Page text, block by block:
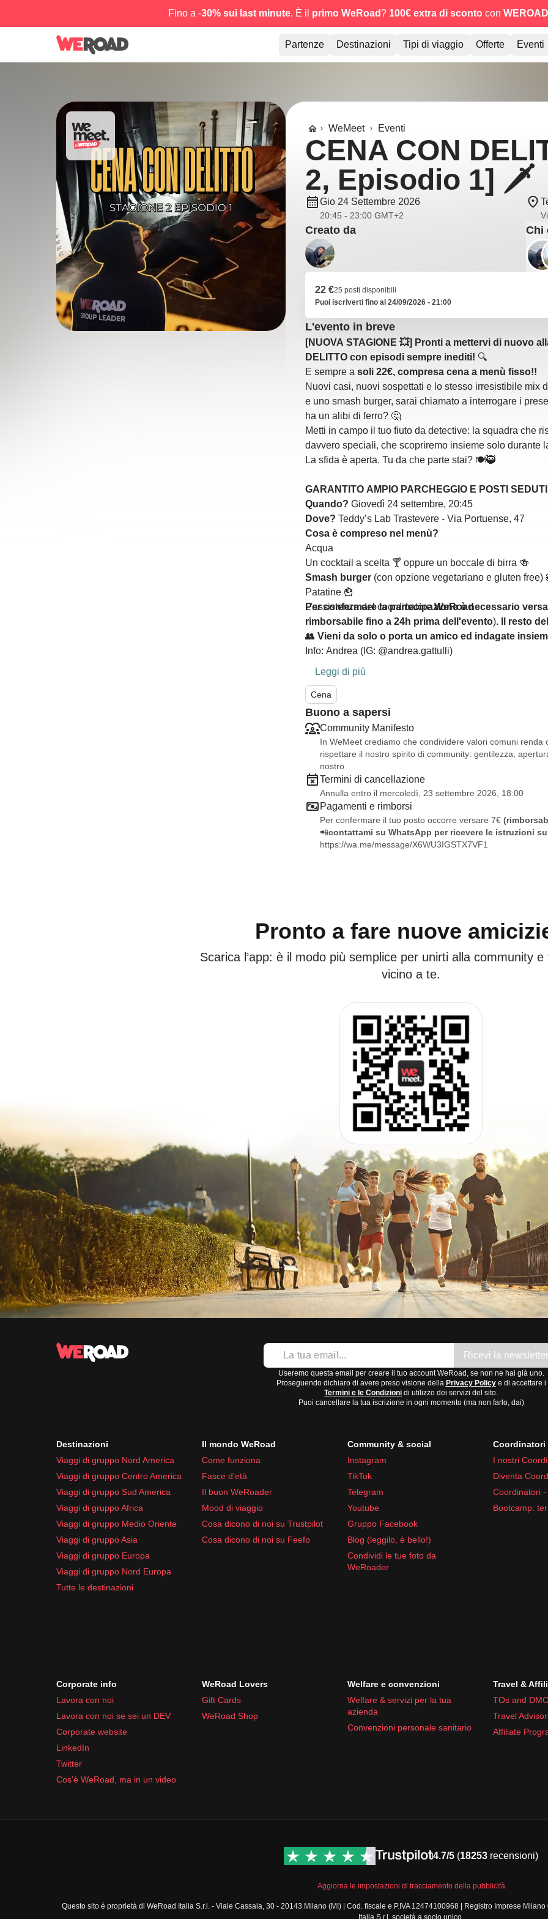
Fino a -30% sui last minute. È il primo WeRoad? 100€ extra di scontocon
Partenze Destinazioni Tipi di viaggio Offerte Eventi
WeMeet Eventi
CENA CON
2, Episodio 1] 🗡️
Gio 24 Settembre 2026
20:45 - 23:00 GMT+2
Creato da Chi
22 €25 posti disponibili
Puoi iscriverti fino al 24/09/2026 - 21:00
L'evento in breve
[NUOVA STAGIONE 💥] Pronti a mettervi di nuovo
DELITTO con episodi sempre inediti! 🔍
E sempre a soli 22€, compresa cena a menù fisso!!
Nuovi casi, nuovi sospettati e lo stesso irresistibile mix
e uno smash burger, sarai chiamato a interrogare i
ha un alibi di ferro? 🤔
Metti in campo il tuo fiuto da detective: la squadra che
davvero speciali, che scopriremo insieme solo durante
La sfida è aperta. Tu da che parte stai? 🍽️🥷
GARANTITO AMPIO PARCHEGGIO E POSTI
Quando? Giovedì 24 settembre, 20:45
Dove? Teddy’s Lab Trastevere - Via Portuense, 47
Cosa è compreso nel menù?
Acqua
Un cocktail a scelta 🍸 oppure un boccale di birra 🍻
Smash burger (con opzione vegetariano e gluten free)
Patatine 🍟
L'assistenza del coordinatoreWeRoad
Per confermare la partecipazione è necessario
rimborsabile fino a 24h prima dell'evento). Il resto
👥 Vieni da solo o porta un amico ed indagate
Info: Andrea (IG: @andrea.gattulli)
Leggi di più
Cena
Buono a sapersi
Community Manifesto
In WeMeet crediamo che condividere valori comuni
rispettare il nostro spirito di community: gentilezza,
nostro
Termini di cancellazione
Annulla entro il mercoledì, 23 settembre 2026, 18:00
Pagamenti e rimborsi
Per confermare il tuo posto occorre versare 7€
📲contattami su WhatsApp per ricevere le istruzioni
https://wa.me/message/X6WU3IGSTX7VF1
Pronto a fare nuove
Scarica l’app: è il modo più semplice per unirti alla community
vicino a te.
Ricevi la newsletter
Useremo questa email per creare il tuo account WeRoad, se non ne hai già uno.
Proseguendo dichiaro di avere preso visione della Privacy Policye di accettare i
Termini e le Condizioni di utilizzo dei servizi del sito.
Puoi cancellare la tua iscrizione in ogni momento (ma non farlo, dai)
Destinazioni
Viaggi di gruppo Nord America
Viaggi di gruppo Centro America
Viaggi di gruppo Sud America
Viaggi di gruppo Africa
Viaggi di gruppo Medio Oriente
Viaggi di gruppo Asia
Viaggi di gruppo Europa
Viaggi di gruppo Nord Europa
Tutte le destinazioni
Il mondo WeRoad
Come funziona
Fasce d'età
Il buon WeRoader
Mood di viaggio
Cosa dicono di noi su Trustpilot
Cosa dicono di noi su Feefo
Community & social
Instagram
TikTok
Telegram
Youtube
Gruppo Facebook
Blog (leggilo, è bello!)
Condividi le tue foto da
WeRoader
Coordinatori
I nostri
Diventa
Coordinatori
Bootcamp:
Corporate info
Lavora con noi
Lavora con noi se sei un DEV
Corporate website
LinkedIn
Twitter
Cos'è WeRoad, ma in un video
WeRoad Lovers
Gift Cards
WeRoad Shop
Welfare e convenzioni
Welfare & servizi per la tua
azienda
Convenzioni personale sanitario
Travel &
TOs and
Travel
Affiliate
4.7/5 (18253 recensioni)
Aggiorna le impostazioni di tracciamento della pubblicità
Questo sito è proprietà di WeRoad Italia S.r.l. - Viale Cassala, 30 - 20143 Milano (MI) | Cod. fiscale e P.IVA 12474100968 | Registro Imprese
Italia S.r.l. società a socio unico.